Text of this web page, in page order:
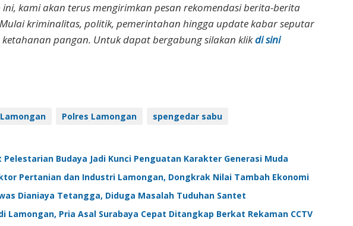
ini, kami akan terus mengirimkan pesan rekomendasi berita-berita
kriminalitas, politik, pemerintahan hingga update kabar seputar
pangan. Untuk dapat bergabung silakan klikdi sini
Lamongan Polres Lamongan spengedar sabu
Budaya Jadi Kunci Penguatan Karakter Generasi Muda
Pertanian dan Industri Lamongan, Dongkrak Nilai Tambah Ekonomi
Dianiaya Tetangga, Diduga Masalah Tuduhan Santet
Lamongan, Pria Asal Surabaya Cepat Ditangkap Berkat Rekaman CCTV